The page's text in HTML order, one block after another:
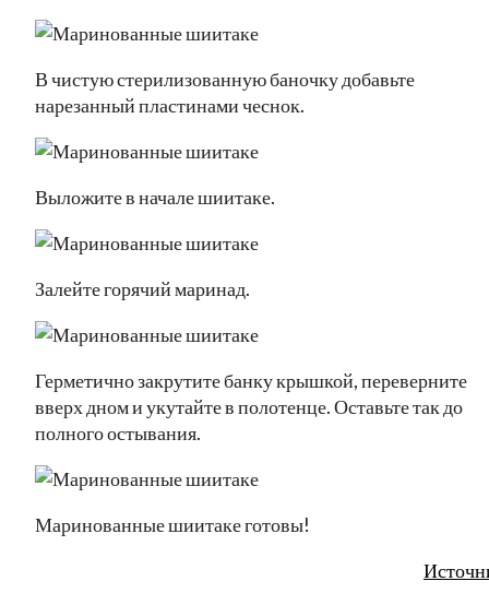
В чистую стерилизованную баночку добавьте
нарезанный пластинами чеснок.
Выложите в начале шиитаке.
Залейте горячий маринад.
Герметично закрутите банку крышкой, переверните
вверх дном и укутайте в полотенце. Оставьте так до
полного остывания.
Маринованные шиитаке готовы!